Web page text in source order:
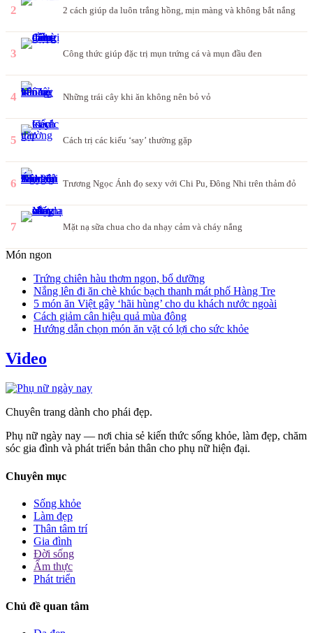
2 2 cách giúp da luôn trắng hồng, mịn màng và không bắt nắng
3 Công thức giúp đặc trị mụn trứng cá và mụn đầu đen
4 Những trái cây khi ăn không nên bỏ vỏ
5 Cách trị các kiểu ‘say’ thường gặp
6 Trương Ngọc Ánh đọ sexy với Chi Pu, Đông Nhi trên thảm đỏ
7 Mặt nạ sữa chua cho da nhạy cảm và cháy nắng
Món ngon
Trứng chiên hàu thơm ngon, bổ dưỡng
Nắng lên đi ăn chè khúc bạch thanh mát phố Hàng Tre
5 món ăn Việt gây ‘hãi hùng’ cho du khách nước ngoài
Cách giảm cân hiệu quả mùa đông
Hướng dẫn chọn món ăn vặt có lợi cho sức khỏe
Video
Chuyên trang dành cho phái đẹp.
Phụ nữ ngày nay — nơi chia sẻ kiến thức sống khỏe, làm đẹp, chăm
sóc gia đình và phát triển bản thân cho phụ nữ hiện đại.
Chuyên mục
Sống khỏe
Làm đẹp
Thân tâm trí
Gia đình
Đời sống
Ẩm thực
Phát triển
Chủ đề quan tâm